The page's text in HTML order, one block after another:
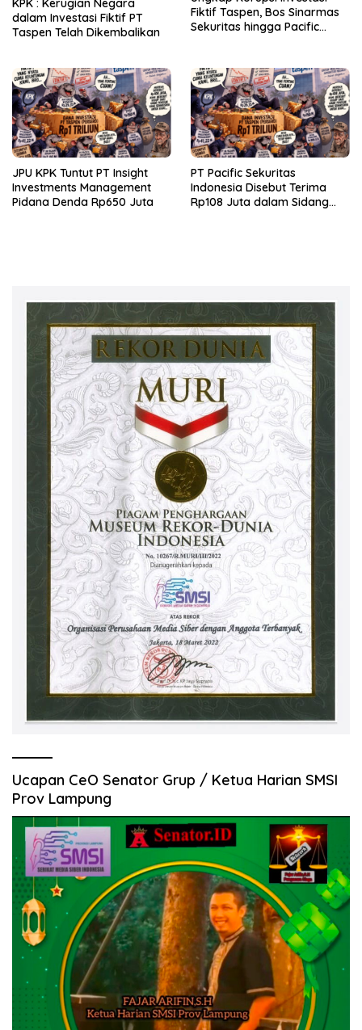
KPK : Kerugian Negara
dalam Investasi Fiktif PT
Taspen Telah Dikembalikan
Fiktif Taspen, Bos Sinarmas
Sekuritas hingga Pacific
JPU KPK Tuntut PT Insight
Investments Management
Pidana Denda Rp650 Juta
PT Pacific Sekuritas
Indonesia Disebut Terima
Rp108 Juta dalam Sidang
Ucapan CeO Senator Grup / Ketua Harian SMSI
Prov Lampung